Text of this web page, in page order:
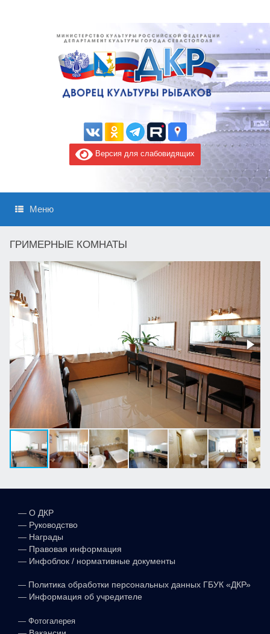
Версия для слабовидящих
Меню
ГРИМЕРНЫЕ КОМНАТЫ
— О ДКР
— Руководство
— Награды
— Правовая информация
— Инфоблок / нормативные документы
— Политика обработки персональных данных ГБУК «ДКР»
— Информация об учредителе
— Фотогалерея